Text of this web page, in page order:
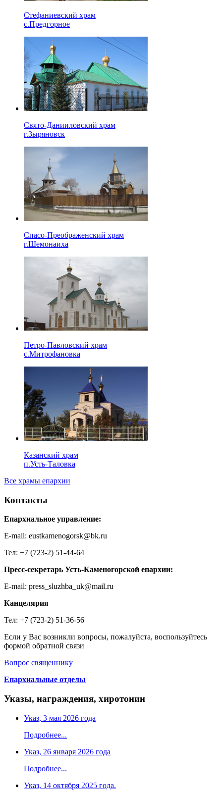
Стефаниевский храм
с.Предгорное
Свято-Данииловский храм
г.Зыряновск
Спасо-Преображенский храм
г.Шемонаиха
Петро-Павловский храм
с.Митрофановка
Казанский храм
п.Усть-Таловка
Все храмы епархии
Контакты
Епархиальное управление:
E-mail: eustkamenogorsk@bk.ru
Тел: +7 (723-2) 51-44-64
Пресс-секретарь Усть-Каменогорской епархии:
E-mail: press_sluzhba_uk@mail.ru
Канцелярия
Тел: +7 (723-2) 51-36-56
Если у Вас возникли вопросы, пожалуйста, воспользуйтесь
формой обратной связи
Вопрос священнику
Епархиальные отделы
Указы, награждения, хиротонии
Указ, 3 мая 2026 года
Подробнее...
Указ, 26 января 2026 года
Подробнее...
Указ, 14 октября 2025 года.